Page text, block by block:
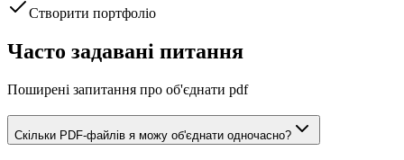
Створити портфоліо
Часто задавані питання
Поширені запитання про об'єднати pdf
Скільки PDF-файлів я можу об'єднати одночасно?